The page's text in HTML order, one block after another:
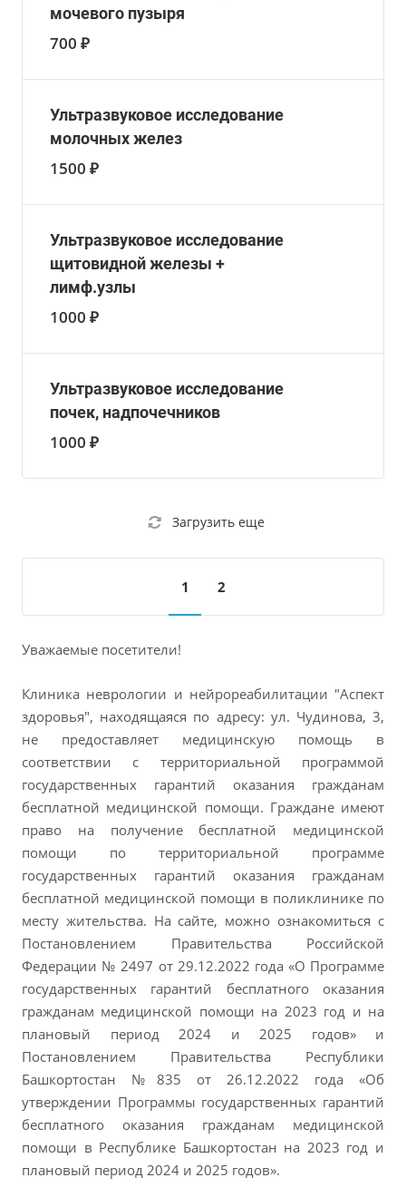
мочевого пузыря
700 ₽
Ультразвуковое исследование
молочных желез
1500 ₽
Ультразвуковое исследование
щитовидной железы +
лимф.узлы
1000 ₽
Ультразвуковое исследование
почек, надпочечников
1000 ₽
Загрузить еще
1 2
Уважаемые посетители!
Клиника неврологии и нейрореабилитации "Аспект
здоровья", находящаяся по адресу: ул. Чудинова, 3,
не предоставляет медицинскую помощь в
соответствии с территориальной программой
государственных гарантий оказания гражданам
бесплатной медицинской помощи. Граждане имеют
право на получение бесплатной медицинской
помощи по территориальной программе
государственных гарантий оказания гражданам
бесплатной медицинской помощи в поликлинике по
месту жительства. На сайте, можно ознакомиться с
Постановлением Правительства Российской
Федерации № 2497 от 29.12.2022 года «О Программе
государственных гарантий бесплатного оказания
гражданам медицинской помощи на 2023 год и на
плановый период 2024 и 2025 годов» и
Постановлением Правительства Республики
Башкортостан №835 от 26.12.2022 года «Об
утверждении Программы государственных гарантий
бесплатного оказания гражданам медицинской
помощи в Республике Башкортостан на 2023 год и
плановый период 2024 и 2025 годов».